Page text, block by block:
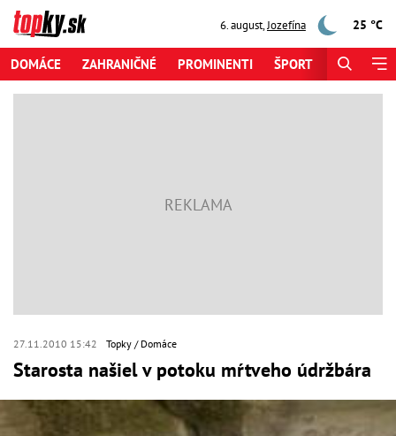
6. august,Jozefína 25 °C
DOMÁCE ZAHRANIČNÉ PROMINENTI ŠPORT
27.11.2010 15:42 Topky Domáce
Starosta našiel v potoku mŕtveho údržbára